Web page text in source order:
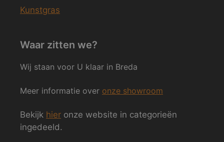
Kunstgras
Waar zitten we?
Wij staan voor U klaar in Breda
Meer informatie over onze showroom
Bekijk hier onze website in categorieën
ingedeeld.